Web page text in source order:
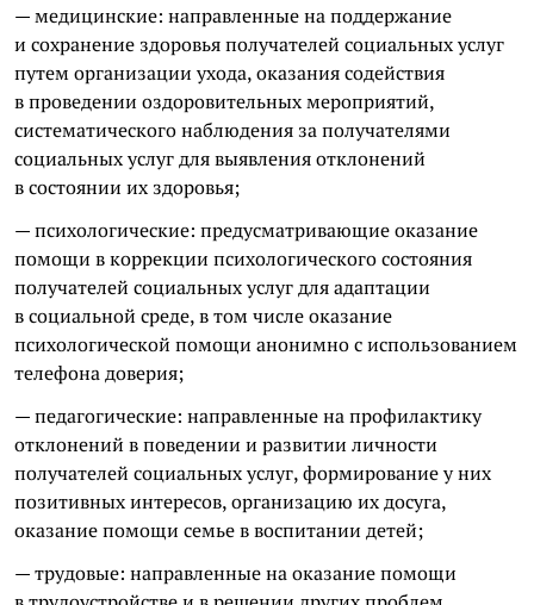
— медицинские: направленные на поддержание
и сохранение здоровья получателей социальных услуг
путем организации ухода, оказания содействия
в проведении оздоровительных мероприятий,
систематического наблюдения за получателями
социальных услуг для выявления отклонений
в состоянии их здоровья;
— психологические: предусматривающие оказание
помощи в коррекции психологического состояния
получателей социальных услуг для адаптации
в социальной среде, в том числе оказание
психологической помощи анонимно с использованием
телефона доверия;
— педагогические: направленные на профилактику
отклонений в поведении и развитии личности
получателей социальных услуг, формирование у них
позитивных интересов, организацию их досуга,
оказание помощи семье в воспитании детей;
— трудовые: направленные на оказание помощи